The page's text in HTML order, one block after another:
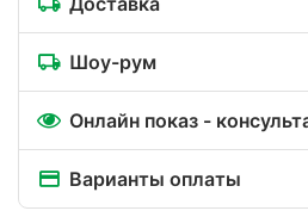
Шоу-рум
Онлайн показ -
Варианты оплаты